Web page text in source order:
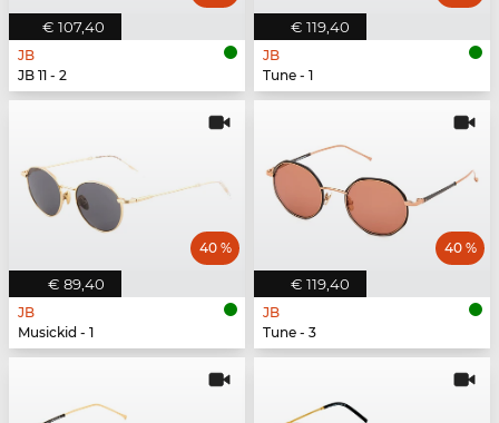
€ 107,40
JB
JB 11 - 2
€ 119,40
JB
Tune - 1
€ 89,40
40 %
JB
Musickid - 1
€ 119,40
40 %
JB
Tune - 3